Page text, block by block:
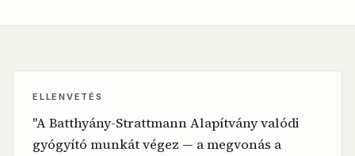
ELLENVETÉS
"A Batthyány-Strattmann Alapítvány valódi
gyógyító munkát végez — a megvonás a